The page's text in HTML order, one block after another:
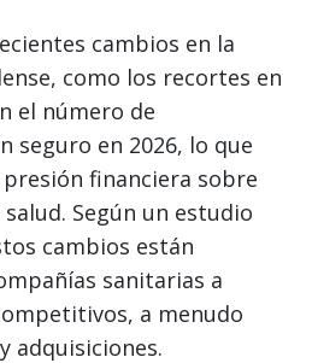
cambios en la
como los recortes en
el número de
seguro en 2026, lo que
financiera sobre
Según un estudio
cambios están
sanitarias a
a menudo
adquisiciones.